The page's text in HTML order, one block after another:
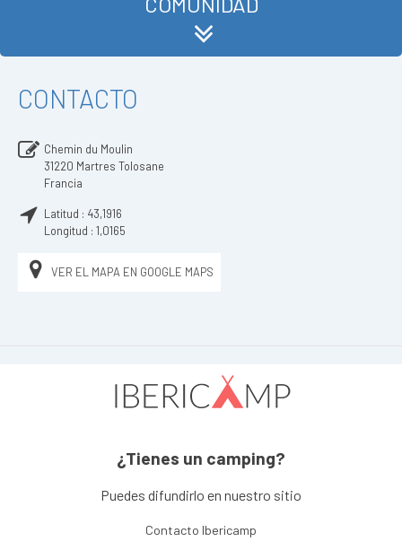
CONTACTO
Chemin du Moulin
31220 Martres Tolosane
Francia
Latitud : 43,1916
Longitud : 1,0165
VER EL MAPA EN GOOGLE MAPS
¿Tienes un camping?
Puedes difundirlo en nuestro sitio
Contacto Ibericamp